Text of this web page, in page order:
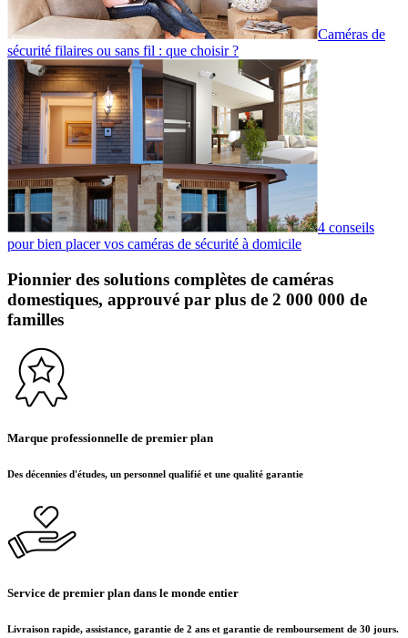
Caméras de
sécurité filaires ou sans fil : que choisir ?
4 conseils
pour bien placer vos caméras de sécurité à domicile
Pionnier des solutions complètes de caméras
domestiques, approuvé par plus de 2 000 000 de
familles
Marque professionnelle de premier plan
Des décennies d'études, un personnel qualifié et une qualité garantie
Service de premier plan dans le monde entier
Livraison rapide, assistance, garantie de 2 ans et garantie de remboursement de 30 jours.